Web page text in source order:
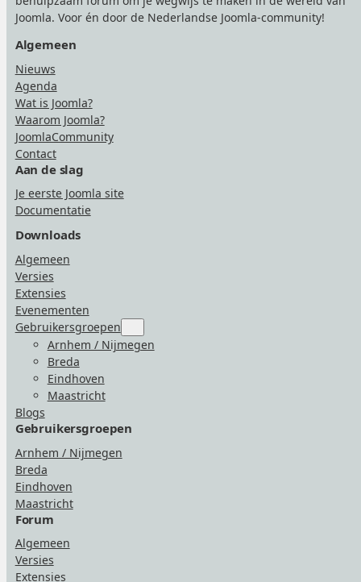
Joomla. Voor én door de Nederlandse Joomla-community!
Algemeen
Nieuws
Agenda
Wat is Joomla?
Waarom Joomla?
JoomlaCommunity
Contact
Aan de slag
Je eerste Joomla site
Documentatie
Downloads
Algemeen
Versies
Extensies
Evenementen
Gebruikersgroepen
for
“Gebruikersgroepen”
Arnhem / Nijmegen
Breda
Eindhoven
Maastricht
Blogs
Gebruikersgroepen
Arnhem / Nijmegen
Breda
Eindhoven
Maastricht
Forum
Algemeen
Versies
Extensies